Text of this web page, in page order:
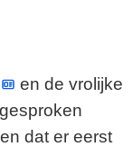
en de vrolijke
dat er eerst